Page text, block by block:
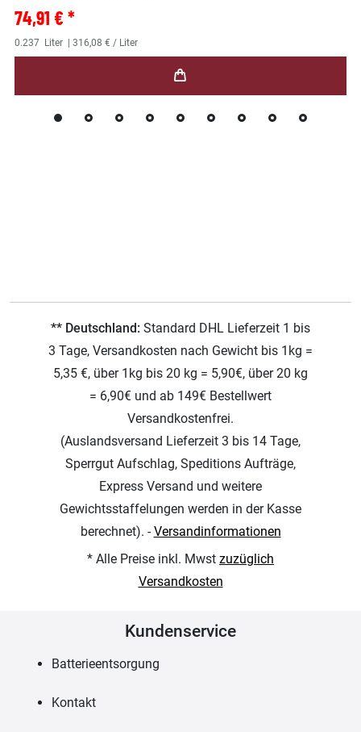
74,91 € *
0.237 Liter | 316,08 € / Liter
** Deutschland: Standard DHL Lieferzeit 1 bis
3 Tage, Versandkosten nach Gewicht bis 1kg =
5,35 €, über 1kg bis 20 kg = 5,90€, über 20 kg
= 6,90€ und ab 149€ Bestellwert
Versandkostenfrei.
(Auslandsversand Lieferzeit 3 bis 14 Tage,
Sperrgut Aufschlag, Speditions Aufträge,
Express Versand und weitere
Gewichtsstaffelungen werden in der Kasse
berechnet). -Versandinformationen
* Alle Preise inkl. Mwst zuzüglich
Versandkosten
Kundenservice
Batterieentsorgung
Kontakt